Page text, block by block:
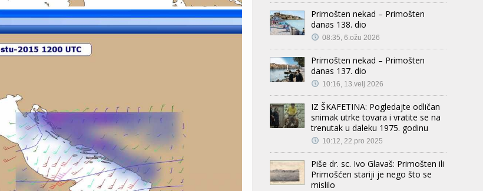
Primošten nekad – Primošten
danas 138. dio
08:35, 6.ožu 2026
Primošten nekad – Primošten
danas 137. dio
10:16, 13.velj 2026
IZ ŠKAFETINA: Pogledajte odličan
snimak utrke tovara i vratite se na
trenutak u daleku 1975. godinu
10:12, 22.pro 2025
Piše dr. sc. Ivo Glavaš: Primošten ili
Primošćen stariji je nego što se
mislilo